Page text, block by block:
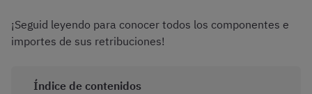
¡Seguid leyendo para conocer todos los componentes e
importes de sus retribuciones!
Índice de contenidos